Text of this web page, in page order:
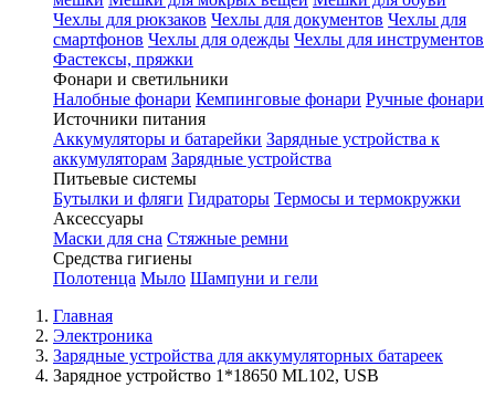
Чехлы для рюкзаков Чехлы для документов Чехлы для
смартфонов Чехлы для одежды Чехлы для инструментов
Фастексы, пряжки
Фонари и светильники
Налобные фонари Кемпинговые фонари Ручные фонари
Источники питания
Аккумуляторы и батарейки Зарядные устройства к
аккумуляторам Зарядные устройства
Питьевые системы
Бутылки и фляги Гидраторы Термосы и термокружки
Аксессуары
Маски для сна Стяжные ремни
Средства гигиены
Полотенца Мыло Шампуни и гели
Главная
Электроника
Зарядные устройства для аккумуляторных батареек
Зарядное устройство 1*18650 ML102, USB